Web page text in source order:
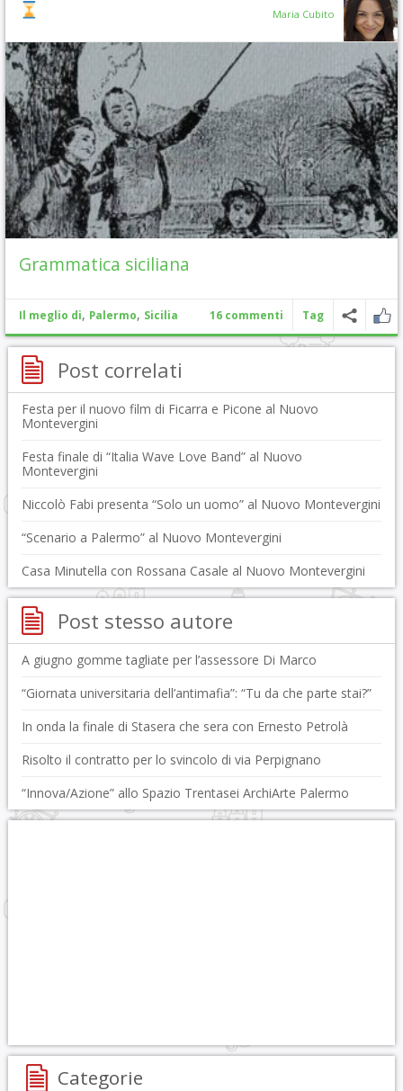
Maria Cubito
Grammatica siciliana
Il meglio di, Palermo, Sicilia 16 commenti Tag
Post correlati
Festa per il nuovo film di Ficarra e Picone al Nuovo
Montevergini
Festa finale di “Italia Wave Love Band” al Nuovo
Montevergini
Niccolò Fabi presenta “Solo un uomo” al Nuovo Montevergini
“Scenario a Palermo” al Nuovo Montevergini
Casa Minutella con Rossana Casale al Nuovo Montevergini
Post stesso autore
A giugno gomme tagliate per l’assessore Di Marco
“Giornata universitaria dell’antimafia”: “Tu da che parte stai?”
In onda la finale di Stasera che sera con Ernesto Petrolà
Risolto il contratto per lo svincolo di via Perpignano
“Innova/Azione” allo Spazio Trentasei ArchiArte Palermo
Categorie